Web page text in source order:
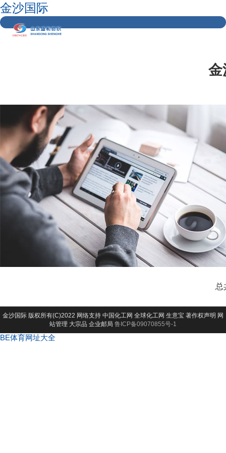
金沙国际
金
总
金沙国际 版权所有(C)2022 网络支持 中国化工网 全球化工网 生意宝 著作权声明 网
站管理 大宗品 企业邮局 鲁ICP备09070855号-1
BE体育网址大全